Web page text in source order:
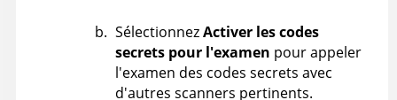
SélectionnezActiver les codes
secrets pour l'examen pour appeler
l'examen des codes secrets avec
d'autres scanners pertinents.